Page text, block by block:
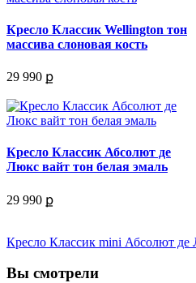
Кресло Классик Wellington тон
массива слоновая кость
29 990 ք
Кресло Классик Абсолют де
Люкс вайт тон белая эмаль
29 990 ք
Кресло Классик mini Абсолют де
Вы смотрели